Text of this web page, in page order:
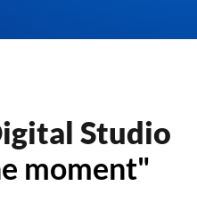
Studio
moment"